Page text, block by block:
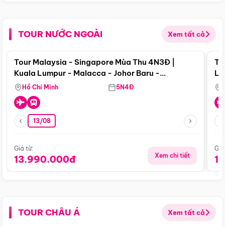
TOUR NƯỚC NGOÀI Xem tất cả
Điểm nổi bật
Tour Malaysia - Singapore Mùa Thu 4N3Đ |
Kuala Lumpur - Malacca - Johor Baru -
Singapore
Hồ Chí Minh 5N4Đ
13/08
Giá từ:
13.990.000đ Xem chi tiết
TOUR CHÂU Á Xem tất cả
Điểm nổi bật